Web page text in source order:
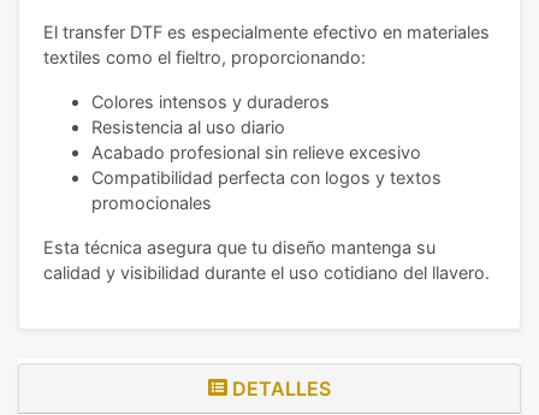
El transfer DTF es especialmente efectivo en materiales
textiles como el fieltro, proporcionando:
Colores intensos y duraderos
Resistencia al uso diario
Acabado profesional sin relieve excesivo
Compatibilidad perfecta con logos y textos
promocionales
Esta técnica asegura que tu diseño mantenga su
calidad y visibilidad durante el uso cotidiano del llavero.
DETALLES